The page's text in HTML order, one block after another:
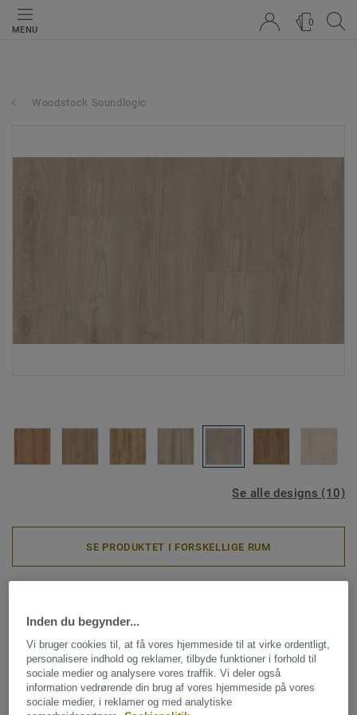
MENU
0
Woodstock Soundlogic
Se alle designs (10)
SE PRODUKTET I FORSKELLIGE RUM
Woodstock Soundlogic -
Pristine Oak GREY
Woodstock SoundLogic er forsynet med en akustikbagside,
som giver en trinlydsdæmpning på 17 dB, hvilket gør det til
Inden du begynder...
Vi bruger cookies til, at få vores hjemmeside til at virke ordentligt,
personalisere indhold og reklamer, tilbyde funktioner i forhold til
sociale medier og analysere vores traffik. Vi deler også
information vedrørende din brug af vores hjemmeside på vores
sociale medier, i reklamer og med analytiske